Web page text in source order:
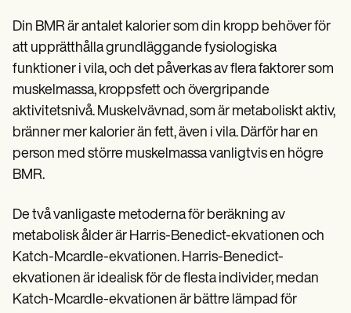
Din BMR är antalet kalorier som din kropp behöver för
att upprätthålla grundläggande fysiologiska
funktioner i vila, och det påverkas av flera faktorer som
muskelmassa, kroppsfett och övergripande
aktivitetsnivå. Muskelvävnad, som är metaboliskt aktiv,
bränner mer kalorier än fett, även i vila. Därför har en
person med större muskelmassa vanligtvis en högre
BMR.
De två vanligaste metoderna för beräkning av
metabolisk ålder är Harris-Benedict-ekvationen och
Katch-Mcardle-ekvationen. Harris-Benedict-
ekvationen är idealisk för de flesta individer, medan
Katch-Mcardle-ekvationen är bättre lämpad för